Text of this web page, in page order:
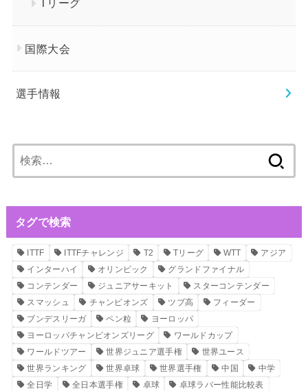
Tリーグ
国際大会
選手情報
索:
タグで検索
ITTF ITTFチャレンジ T2 Tリーグ WTT
アジア
インターハイ
オリンピック
グランドファイナル
コンテンダー
ジュニアサーキット
スターコンテンダー
スマッシュ
チャンピオンズ ツブ高
フィーダー
ブンデスリーガ
ペン粒
ヨーロッパ
ヨーロッパチャンピオンズリーグ
ワールドカップ
ワールドツアー
世界ジュニア選手権
世界ユース
世界ランキング
世界卓球 世界選手権 中国
中学
全日学
全日本選手権 卓球
卓球ラバー性能比較表